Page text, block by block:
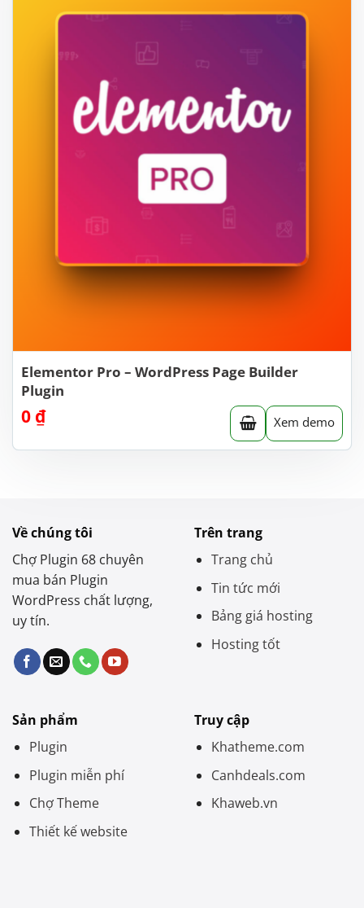
Elementor Pro – WordPress Page Builder
Plugin
0 ₫ Xem demo
Về chúng tôi
Chợ Plugin 68 chuyên
mua bán Plugin
WordPress chất lượng,
uy tín.
Trên trang
Trang chủ
Tin tức mới
Bảng giá hosting
Hosting tốt
Sản phẩm
Plugin
Plugin miễn phí
Chợ Theme
Thiết kế website
Truy cập
Khatheme.com
Canhdeals.com
Khaweb.vn